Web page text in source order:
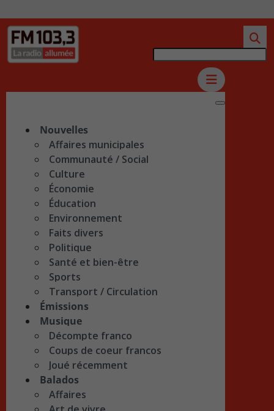
Nouvelles
Affaires municipales
Communauté / Social
Culture
Économie
Éducation
Environnement
Faits divers
Politique
Santé et bien-être
Sports
Transport / Circulation
Émissions
Musique
Décompte franco
Coups de coeur francos
Joué récemment
Balados
Affaires